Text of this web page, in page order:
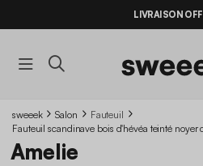
BONS PLANS*
LIVRAISON
sweeek Salon
Fauteuil
Fauteuil scandinave bois d'hévéa teinté noyer
Amelie